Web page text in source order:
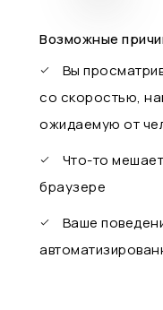
Возможные
Вы
со скоростью,
ожидаемую от
Что-то
браузере
Ваше